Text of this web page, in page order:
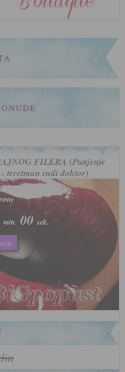
FILERA (Punjenje
trretman radi doktor)
min. 57 sek.
min. 57 sek.